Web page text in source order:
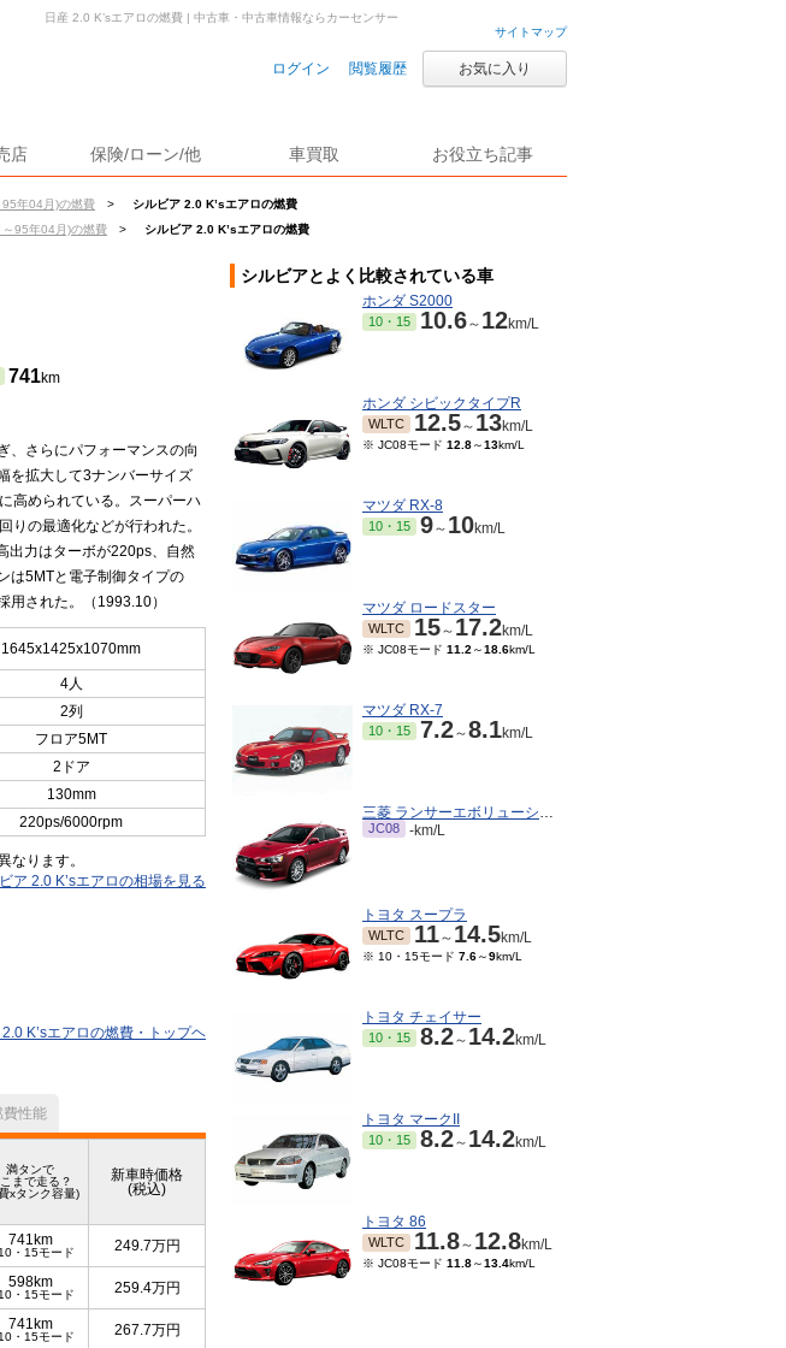
サイトマップ
ログイン 閲覧履歴 お気に入り
店 保険/ローン/他 車買取 お役立ち記事
年04月)の燃費 >
シルビア 2.0 K’sエアロの燃費
95年04月)の燃費 > シルビア 2.0 K’sエアロの燃費
日産 2.0 K’sエアロの燃費 | 中古車・中古車情報ならカーセンサー
741km
、さらにパフォーマンスの向
を拡大して3ナンバーサイズ
高められている。スーパーハ
りの最適化などが行われた。
出力はターボが220ps、自然
は5MTと電子制御タイプの
用された。（1993.10）
1645x1425x1070mm
4人
2列
フロア5MT
2ドア
130mm
220ps/6000rpm
なります。
ア 2.0 K’sエアロの相場を見る
K’sエアロの燃費・トップヘ
費性能
満タンで
まで走る？
xタンク容量)
新車時価格
(税込)
741km
・15モード 249.7万円
598km
・15モード 259.4万円
741km
・15モード 267.7万円
シルビアとよく比較されている車
ホンダ S2000
10・15 10.6～ 12km/L
ホンダ シビックタイプR
WLTC 12.5～ 13km/L
※ JC08モード 12.8～13km/L
マツダ RX-8
10・15 9～ 10km/L
マツダ ロードスター
WLTC 15～ 17.2km/L
※ JC08モード 11.2 ～18.6km/L
マツダ RX-7
10・15 7.2～8.1km/L
三菱 ランサーエボリューション
JC08 -km/L
トヨタ スープラ
WLTC 11～ 14.5km/L
※ 10・15モード 7.6～9km/L
トヨタ チェイサー
10・15 8.2～ 14.2km/L
トヨタ マークII
10・15 8.2～ 14.2km/L
トヨタ 86
WLTC 11.8～ 12.8km/L
※ JC08モード 11.8～13.4km/L